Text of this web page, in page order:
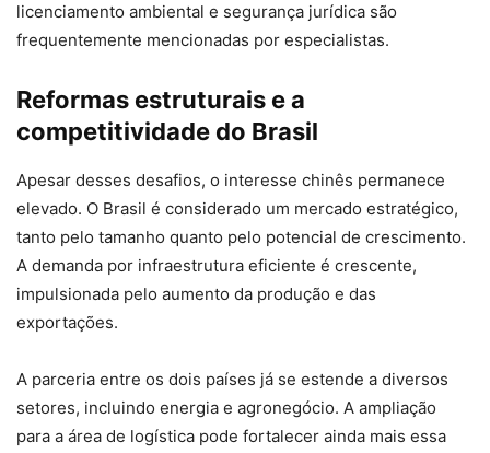
licenciamento ambiental e segurança jurídica são
frequentemente mencionadas por especialistas.
Reformas estruturais e a
competitividade do Brasil
Apesar desses desafios, o interesse chinês permanece
elevado. O Brasil é considerado um mercado estratégico,
tanto pelo tamanho quanto pelo potencial de crescimento.
A demanda por infraestrutura eficiente é crescente,
impulsionada pelo aumento da produção e das
exportações.
A parceria entre os dois países já se estende a diversos
setores, incluindo energia e agronegócio. A ampliação
para a área de logística pode fortalecer ainda mais essa